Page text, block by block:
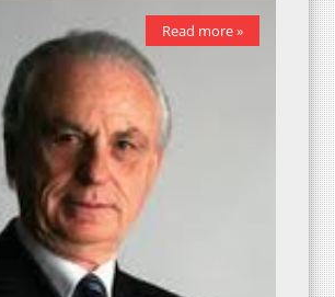
Read more »